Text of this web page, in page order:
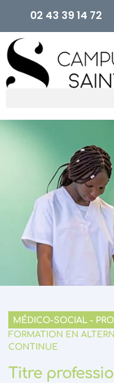
02 43 39 14 72
MÉDICO-SOCIAL -
FORMATION EN
CONTINUE
Titre